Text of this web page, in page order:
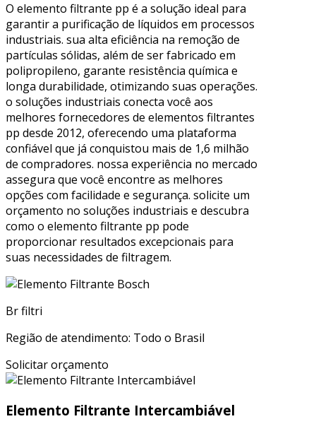
O elemento filtrante pp é a solução ideal para
garantir a purificação de líquidos em processos
industriais. sua alta eficiência na remoção de
partículas sólidas, além de ser fabricado em
polipropileno, garante resistência química e
longa durabilidade, otimizando suas operações.
o soluções industriais conecta você aos
melhores fornecedores de elementos filtrantes
pp desde 2012, oferecendo uma plataforma
confiável que já conquistou mais de 1,6 milhão
de compradores. nossa experiência no mercado
assegura que você encontre as melhores
opções com facilidade e segurança. solicite um
orçamento no soluções industriais e descubra
como o elemento filtrante pp pode
proporcionar resultados excepcionais para
suas necessidades de filtragem.
Br filtri
Região de atendimento: Todo o Brasil
Solicitar orçamento
Elemento Filtrante Intercambiável